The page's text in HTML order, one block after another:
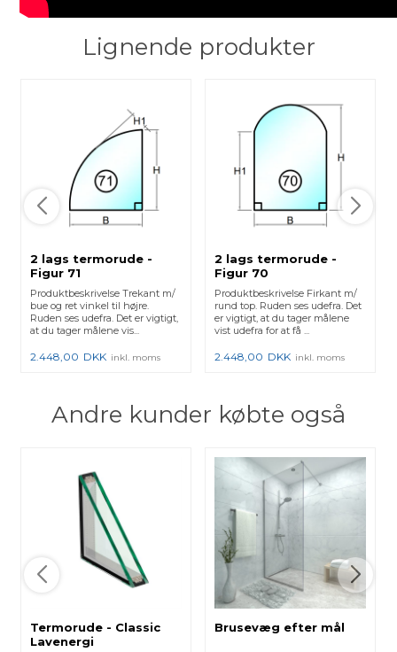
Lignende produkter
2 lags termorude -
Figur 71
Produktbeskrivelse Trekant m/
bue og ret vinkel til højre.
Ruden ses udefra. Det er vigtigt,
at du tager målene vis...
2.448,00 DKK inkl. moms
2 lags termorude -
Figur 70
Produktbeskrivelse Firkant m/
rund top. Ruden ses udefra. Det
er vigtigt, at du tager målene
vist udefra for at få ...
2.448,00 DKK inkl. moms
Andre kunder købte også
Termorude - Classic
Lavenergi
Brusevæg efter mål